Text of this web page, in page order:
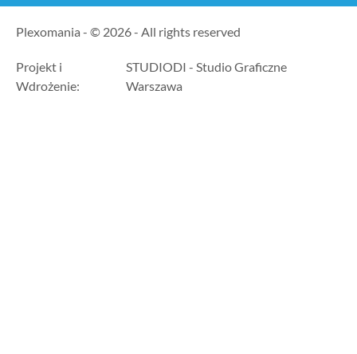
Plexomania - © 2026 - All rights reserved
Projekt i
Wdrożenie:
STUDIODI - Studio Graficzne
Warszawa